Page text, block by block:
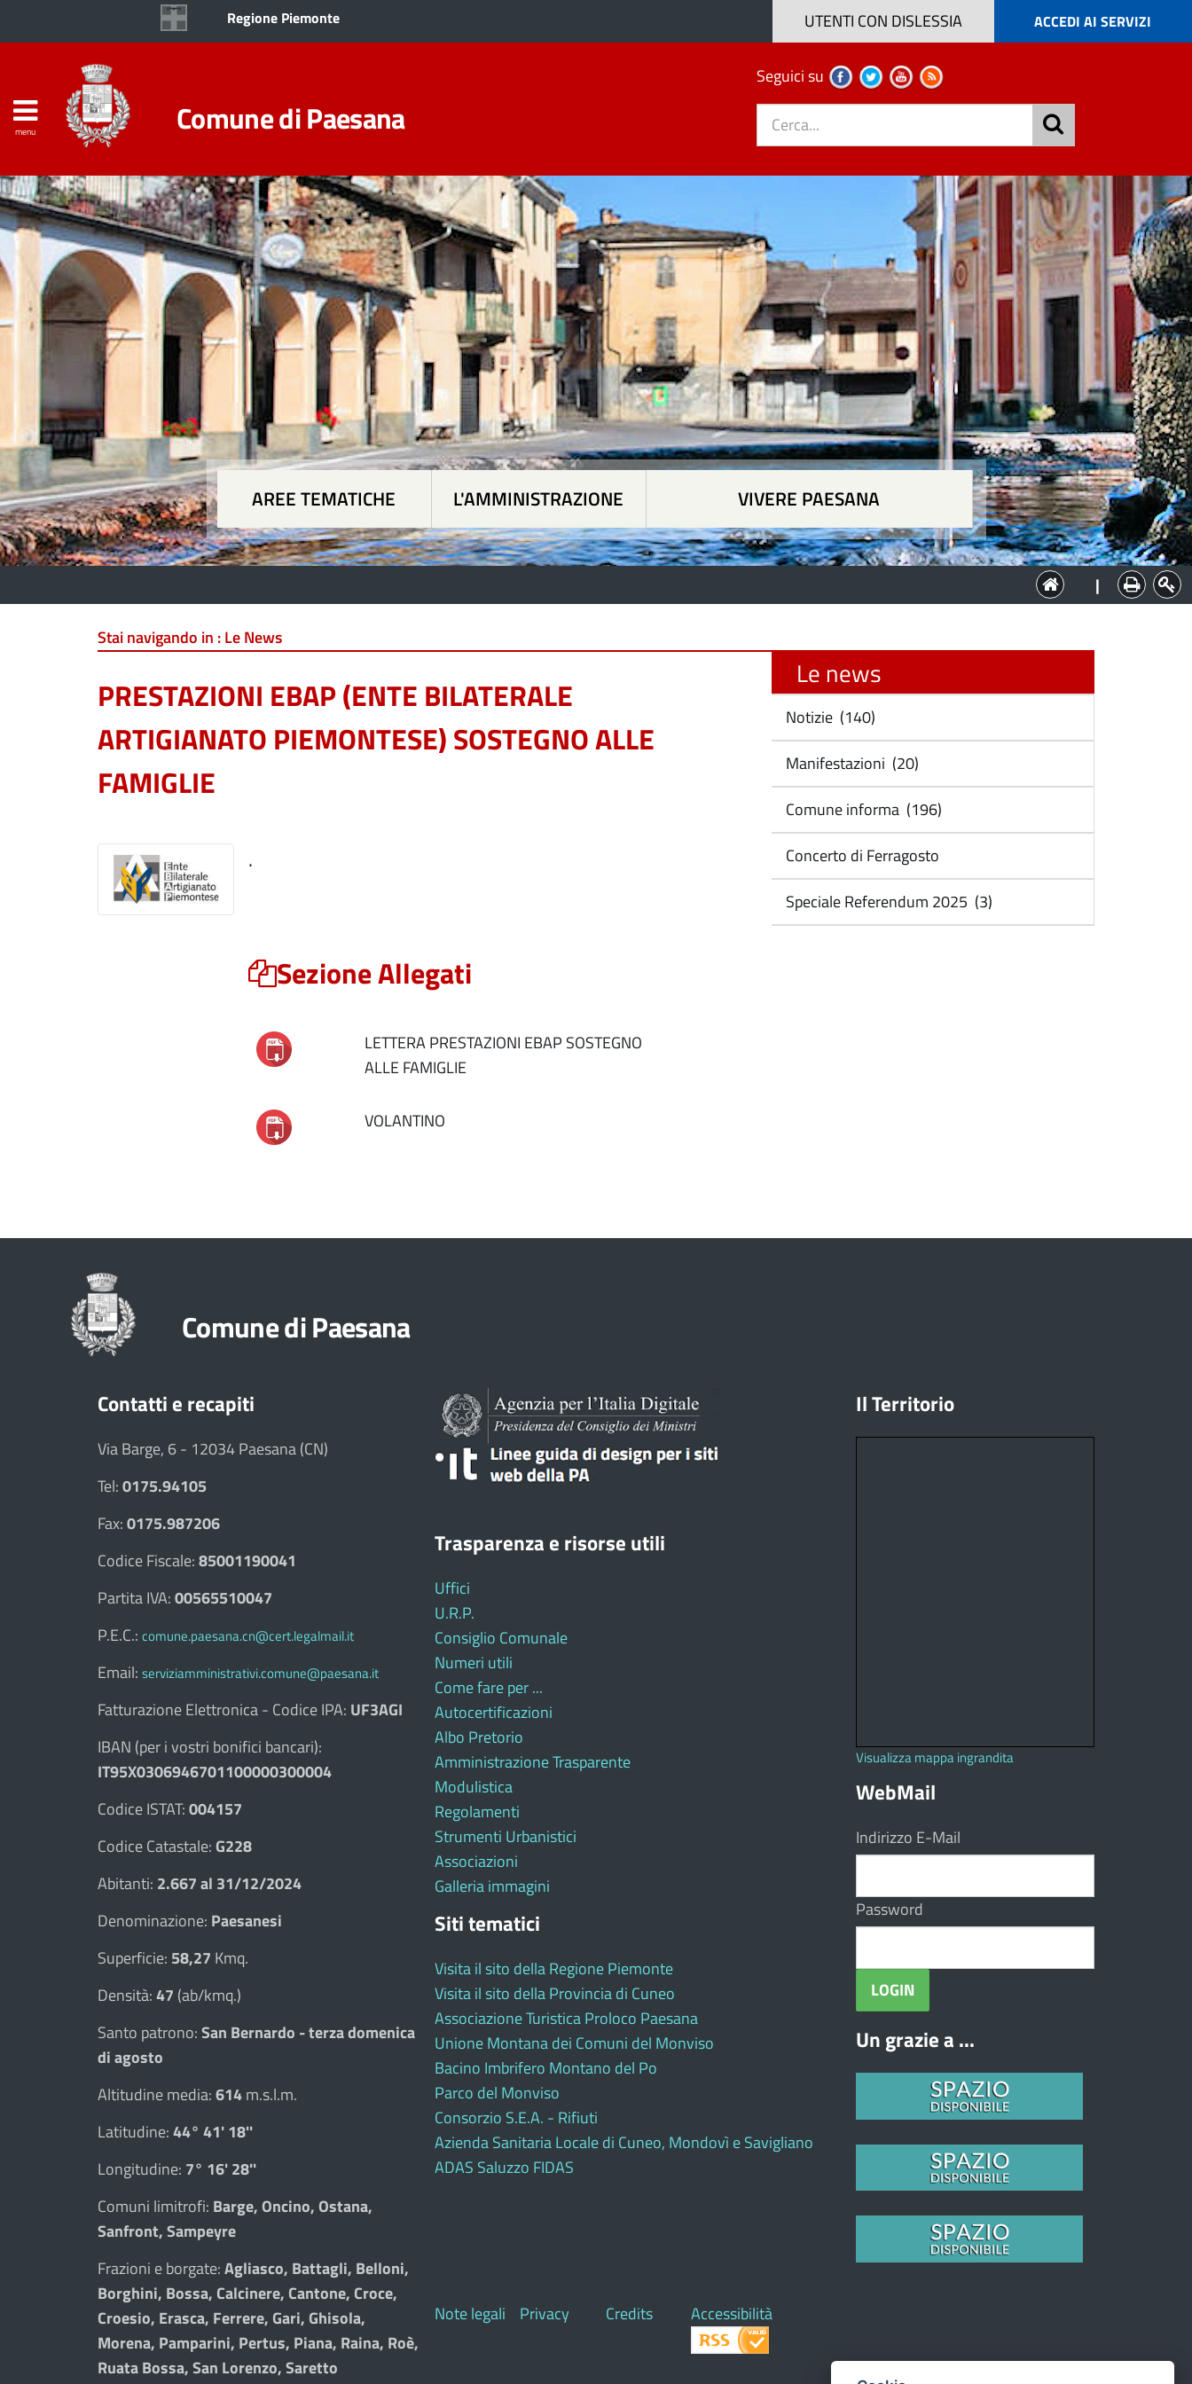
Regione Piemonte ACCEDI AI SERVIZI
UTENTI CON DISLESSIA
menu Comune di Paesana
Seguici su
AREE TEMATICHE L'AMMINISTRAZIONE VIVERE PAESANA
|
Stai navigando in :Le News
PRESTAZIONI EBAP (ENTE BILATERALE
ARTIGIANATO PIEMONTESE) SOSTEGNO ALLE
FAMIGLIE
.
Sezione Allegati
LETTERA PRESTAZIONI EBAP SOSTEGNO
ALLE FAMIGLIE
VOLANTINO
Le news
Notizie (140)
Manifestazioni (20)
Comune informa (196)
Concerto di Ferragosto
Speciale Referendum 2025 (3)
Comune di Paesana
Contatti e recapiti
Via Barge, 6 - 12034 Paesana (CN)
Tel:0175.94105
Fax:0175.987206
Codice Fiscale:85001190041
Partita IVA:00565510047
P.E.C.: comune.paesana.cn@cert.legalmail.it
Email: serviziamministrativi.comune@paesana.it
Fatturazione Elettronica - Codice IPA: UF3AGI
IBAN (per i vostri bonifici bancari):
IT95X0306946701100000300004
Codice ISTAT:004157
Codice Catastale:G228
Abitanti: 2.667 al 31/12/2024
Denominazione: Paesanesi
Superficie: 58,27 Kmq.
Densità:47 (ab/kmq.)
Santo patrono:San Bernardo - terza domenica
di agosto
Altitudine media:614m.s.l.m.
Latitudine:44° 41' 18''
Longitudine: 7° 16' 28''
Comuni limitrofi: Barge, Oncino, Ostana,
Sanfront, Sampeyre
Frazioni e borgate:Agliasco, Battagli, Belloni,
Borghini, Bossa, Calcinere, Cantone, Croce,
Croesio, Erasca, Ferrere, Gari, Ghisola,
Morena, Pamparini, Pertus, Piana, Raina, Roè,
Ruata Bossa, San Lorenzo, Saretto
Trasparenza e risorse utili
Uffici
U.R.P.
Consiglio Comunale
Numeri utili
Come fare per ...
Autocertificazioni
Albo Pretorio
Amministrazione Trasparente
Modulistica
Regolamenti
Strumenti Urbanistici
Associazioni
Galleria immagini
Siti tematici
Visita il sito della Regione Piemonte
Visita il sito della Provincia di Cuneo
Associazione Turistica Proloco Paesana
Unione Montana dei Comuni del Monviso
Bacino Imbrifero Montano del Po
Parco del Monviso
Consorzio S.E.A. - Rifiuti
Azienda Sanitaria Locale di Cuneo, Mondovì e Savigliano
ADAS Saluzzo FIDAS
Il Territorio
Visualizza mappa ingrandita
WebMail
Indirizzo E-Mail
Password
Un grazie a ...
Note legali Privacy Credits Accessibilità